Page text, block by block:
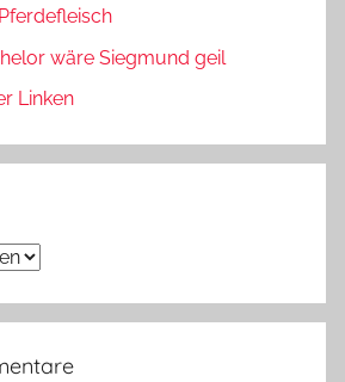
wäre Siegmund geil
Linken